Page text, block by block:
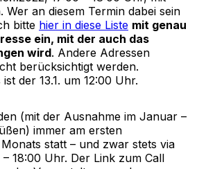
Wer an diesem Termin dabei sein
bitte hier in diese Liste mit genau
ein, mit der auch das
wird. Andere Adressen
berücksichtigt werden.
der 13.1. um 12:00 Uhr.
(mit der Ausnahme im Januar –
immer am ersten
statt – und zwar stets via
18:00 Uhr. Der Link zum Call